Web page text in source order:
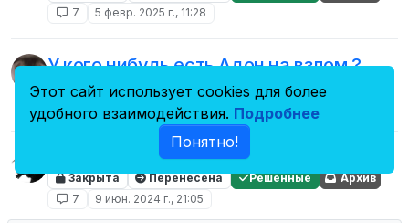
7
5 февр. 2025 г., 11:28
У кого нибудь есть Адон на взлом ?
Закрыта Решенные
26 нояб. 2024 г., 11:44
Эм что у меня с Дискорд сервером?
Закрыта Перенесена Решенные
Архив
7
9 июн. 2024 г., 21:05
Этот сайт использует cookies для более
удобного взаимодействия. Подробнее
Понятно!